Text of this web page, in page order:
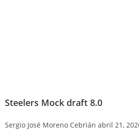
Steelers Mock draft 8.0
Sergio José Moreno Cebrián abril 21,